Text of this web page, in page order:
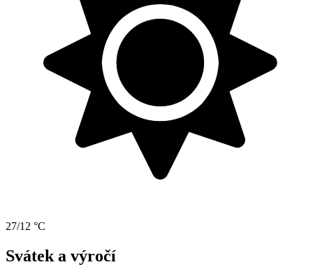
27/12 °C
Svátek a výročí